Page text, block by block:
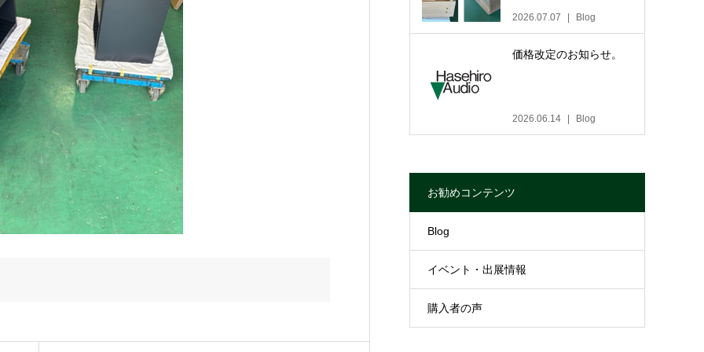
2026.07.07 Blog
価格改定のお知らせ。
2026.06.14 Blog
お勧めコンテンツ
Blog
イベント・出展情報
購入者の声